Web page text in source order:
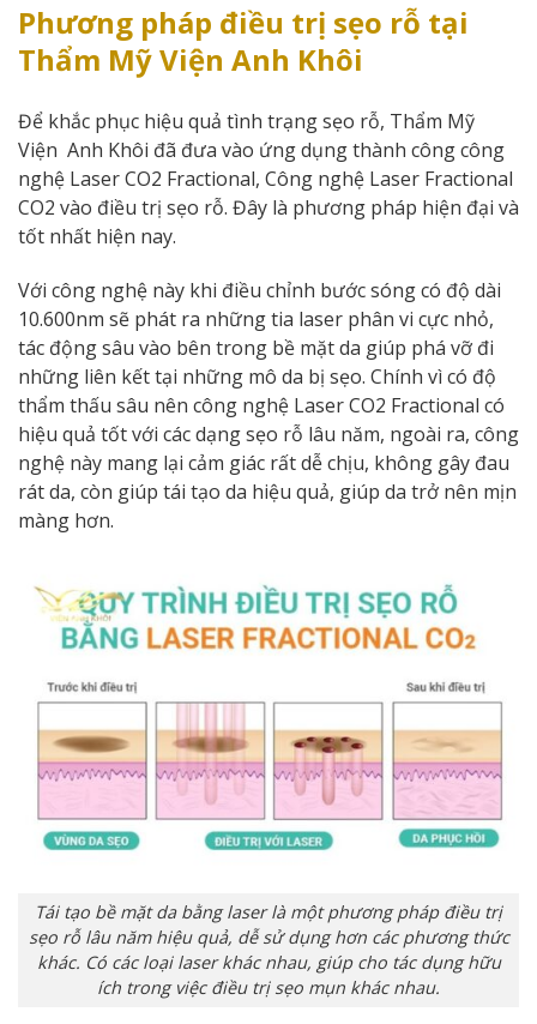
Phương pháp điều trị sẹo rỗ tại
Thẩm Mỹ Viện Anh Khôi
Để khắc phục hiệu quả tình trạng sẹo rỗ, Thẩm Mỹ
Viện Anh Khôi đã đưa vào ứng dụng thành công công
nghệ Laser CO2 Fractional, Công nghệ Laser Fractional
CO2 vào điều trị sẹo rỗ. Đây là phương pháp hiện đại và
tốt nhất hiện nay.
Với công nghệ này khi điều chỉnh bước sóng có độ dài
10.600nm sẽ phát ra những tia laser phân vi cực nhỏ,
tác động sâu vào bên trong bề mặt da giúp phá vỡ đi
những liên kết tại những mô da bị sẹo. Chính vì có độ
thẩm thấu sâu nên công nghệ Laser CO2 Fractional có
hiệu quả tốt với các dạng sẹo rỗ lâu năm, ngoài ra, công
nghệ này mang lại cảm giác rất dễ chịu, không gây đau
rát da, còn giúp tái tạo da hiệu quả, giúp da trở nên mịn
màng hơn.
Tái tạo bề mặt da bằng laser là một phương pháp điều trị
sẹo rỗ lâu năm hiệu quả, dễ sử dụng hơn các phương thức
khác. Có các loại laser khác nhau, giúp cho tác dụng hữu
ích trong việc điều trị sẹo mụn khác nhau.